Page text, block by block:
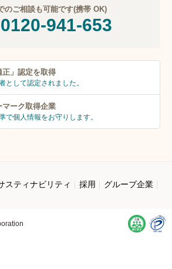
のご相談も可能です(携帯 OK)
0120-941-653
」 認定を取得
として認定されました。
マーク取得企業
で個人情報をお守りします。
スティナビリティ 採用
グループ企業